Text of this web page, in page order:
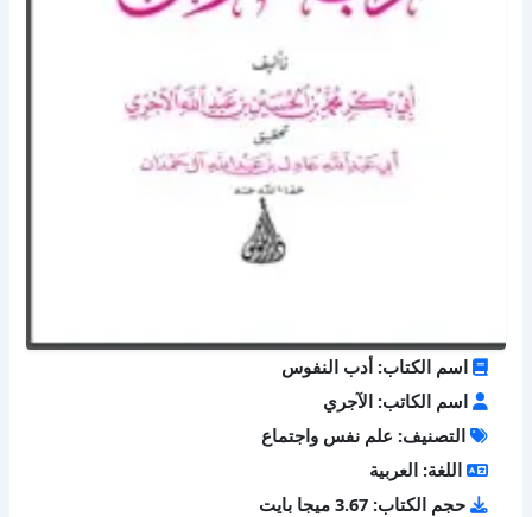
اسم الكتاب: أدب النفوس
اسم الكاتب: الآجري
التصنيف: علم نفس واجتماع
اللغة: العربية
حجم الكتاب: 3.67 ميجا بايت